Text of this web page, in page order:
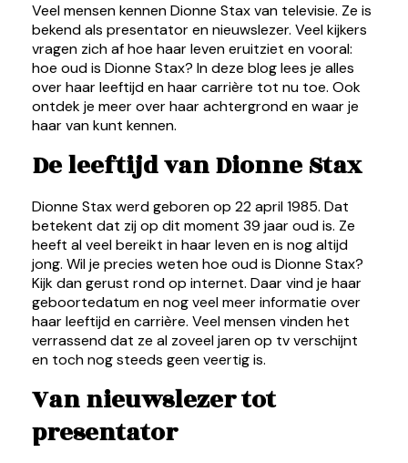
Veel mensen kennen Dionne Stax van televisie. Ze is
bekend als presentator en nieuwslezer. Veel kijkers
vragen zich af hoe haar leven eruitziet en vooral:
hoe oud is Dionne Stax? In deze blog lees je alles
over haar leeftijd en haar carrière tot nu toe. Ook
ontdek je meer over haar achtergrond en waar je
haar van kunt kennen.
De leeftijd van Dionne Stax
Dionne Stax werd geboren op 22 april 1985. Dat
betekent dat zij op dit moment 39 jaar oud is. Ze
heeft al veel bereikt in haar leven en is nog altijd
jong. Wil je precies weten hoe oud is Dionne Stax?
Kijk dan gerust rond op internet. Daar vind je haar
geboortedatum en nog veel meer informatie over
haar leeftijd en carrière. Veel mensen vinden het
verrassend dat ze al zoveel jaren op tv verschijnt
en toch nog steeds geen veertig is.
Van nieuwslezer tot
presentator